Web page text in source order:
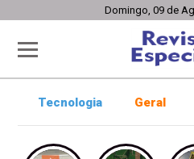
Domingo, 09 de
Tecnologia Geral